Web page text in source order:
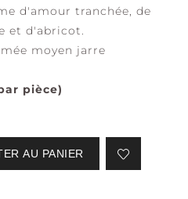
d'amour tranchée, de
et d'abricot.
moyen jarre
pièce)
AU PANIER